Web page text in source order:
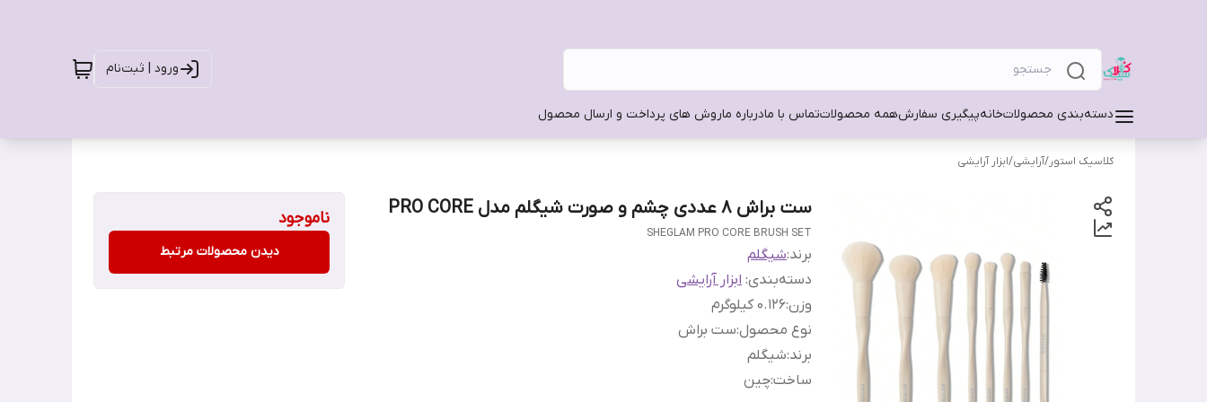
ورود | ثبت‌نام
دسته‌بندی محصولاتخانهپیگیری سفارشهمه محصولاتتماس با مادرباره ماروش های پرداخت و ارسال محصول
کلاسیک استور/آرایشی/ابزار آرایشی
ست براش 8 عددی چشم و صورت شیگلم مدل PRO CORE
SHEGLAM PRO CORE BRUSH SET
برند:شیگلم
دسته‌بندی: ابزار آرایشی
وزن:0.126 کیلوگرم
نوع محصول:ست براش
برند:شیگلم
ساخت:چین
ناموجود
دیدن محصولات مرتبط